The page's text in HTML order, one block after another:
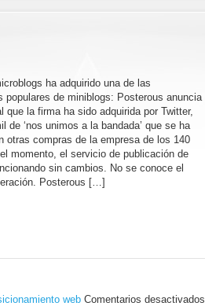
ha adquirido una de las
populares de miniblogs: Posterous anuncia
que la firma ha sido adquirida por Twitter,
de ‘nos unimos a la bandada’ que se ha
otras compras de la empresa de los 140
momento, el servicio de publicación de
sin cambios. No se conoce el
Posterous […]
web Comentarios desactivados